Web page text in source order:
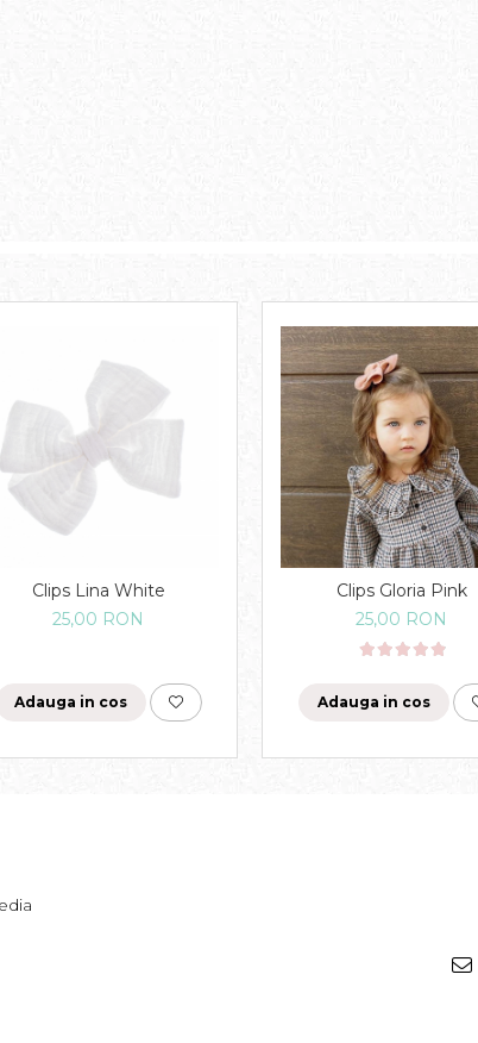
Clips Lina White
25,00 RON
Adauga in cos
Clips Gloria Pink
25,00 RON
Adauga in cos